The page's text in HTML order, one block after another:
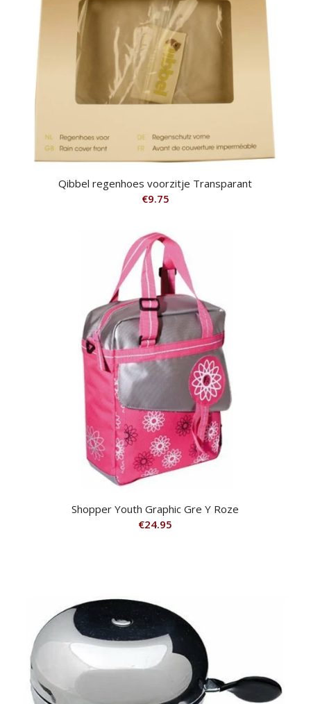
Qibbel regenhoes voorzitje Transparant
€9.75
Shopper Youth Graphic Gre Y Roze
€24.95